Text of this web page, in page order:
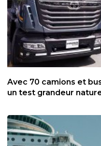
Avec 70 camions et
un test grandeur